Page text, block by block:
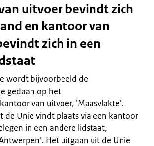
uitvoer bevindt zich
en kantoor van
zich in een
wordt bijvoorbeeld de
gedaan op het
van uitvoer, ’Maasvlakte’.
de Unie vindt plaats via een kantoor
in een andere lidstaat,
Het uitgaan uit de Unie